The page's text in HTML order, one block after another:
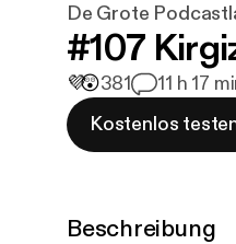
De Grote
#107
💜😲381 11 h 17
Kostenlos
Beschreibung